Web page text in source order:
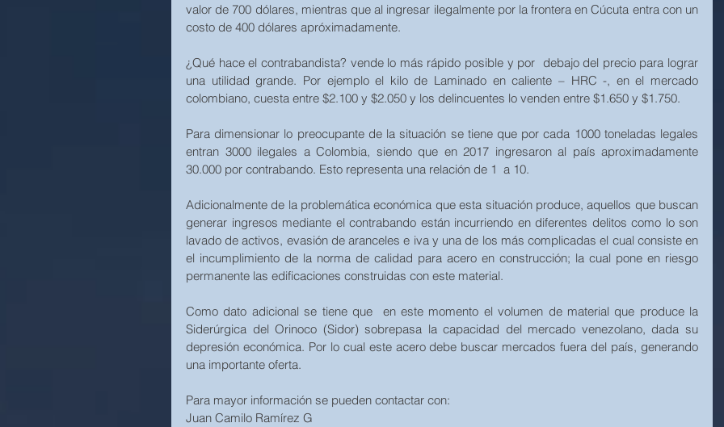
valor de 700 dólares, mientras que al ingresar ilegalmente por la frontera en Cúcuta entra con un
costo de 400 dólares apróximadamente.
¿Qué hace el contrabandista? vende lo más rápido posible y por  debajo del precio para lograr
una utilidad grande. Por ejemplo el kilo de Laminado en caliente – HRC -, en el mercado
colombiano, cuesta entre $2.100 y $2.050 y los delincuentes lo venden entre $1.650 y $1.750.
Para dimensionar lo preocupante de la situación se tiene que por cada 1000 toneladas legales
entran 3000 ilegales a Colombia, siendo que en 2017 ingresaron al país aproximadamente
30.000 por contrabando. Esto representa una relación de 1  a 10.
Adicionalmente de la problemática económica que esta situación produce, aquellos que buscan
generar ingresos mediante el contrabando están incurriendo en diferentes delitos como lo son
lavado de activos, evasión de aranceles e iva y una de los más complicadas el cual consiste en
el incumplimiento de la norma de calidad para acero en construcción; la cual pone en riesgo
permanente las edificaciones construidas con este material.
Como dato adicional se tiene que  en este momento el volumen de material que produce la
Siderúrgica del Orinoco (Sidor) sobrepasa la capacidad del mercado venezolano, dada su
depresión económica. Por lo cual este acero debe buscar mercados fuera del país, generando
una importante oferta.
Para mayor información se pueden contactar con:
Juan Camilo Ramírez G